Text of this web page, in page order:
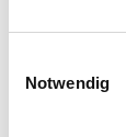
Notwendig